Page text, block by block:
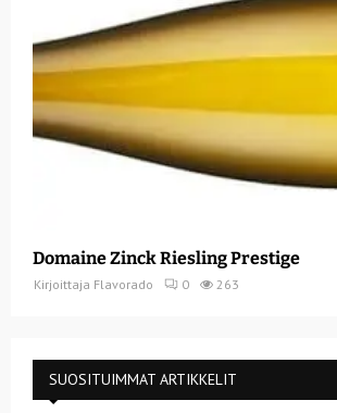
Domaine Zinck Riesling Prestige
Kirjoittaja Flavorado 0 263
SUOSITUIMMAT ARTIKKELIT